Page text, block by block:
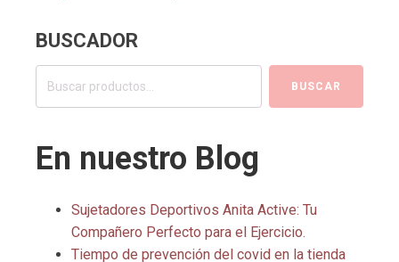
BUSCADOR
Buscar
BUSCAR
En nuestro Blog
Sujetadores Deportivos Anita Active: Tu
Compañero Perfecto para el Ejercicio.
Tiempo de prevención del covid en la tienda